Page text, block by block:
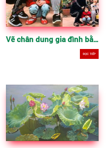
Vẽ chân dung gia đình bằng sơn dầu
ĐỌC TIẾP